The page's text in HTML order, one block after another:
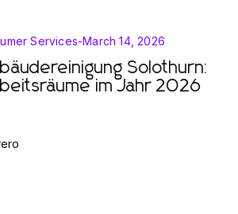
Services-March 14, 2026
Solothurn:
im Jahr 2026